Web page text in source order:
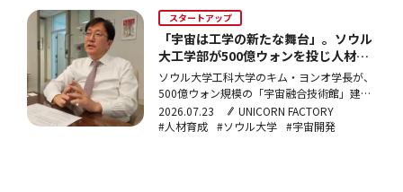
スタートアップ
「宇宙は工学の新たな舞台」。ソウル
大工学部が500億ウォンを投じ人材育
成へ
ソウル大学工科大学のキム・ヨンオ学長が、
500億ウォン規模の「宇宙融合技術館」建設
や防衛産業との連携、DeepSeekの台頭を機
に始めた「世界を変える革新人材」プロジェ
2026.07.23
UNICORN FACTORY
#人材育成 #ソウル大学 #宇宙開発